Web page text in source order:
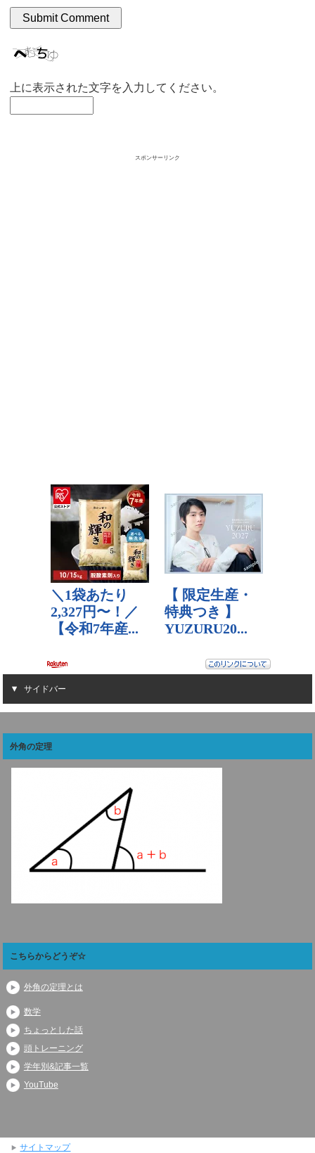
上に表示された文字を入力してください。
スポンサーリンク
サイドバー
外角の定理
こちらからどうぞ☆
外角の定理とは
数学
ちょっとした話
頭トレーニング
学年別&記事一覧
YouTube
サイトマップ